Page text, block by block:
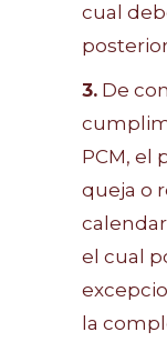
cual
3. De
PCM, el
queja o
el cual
la